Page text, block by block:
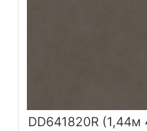
DD641820R (1,44м